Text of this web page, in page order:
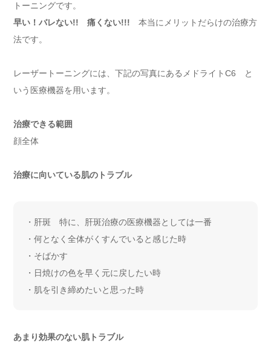
トーニングです。
早い！バレない!! 痛くない!!! 本当にメリットだらけの治療方
法です。
レーザートーニングには、下記の写真にあるメドライトC6 と
いう医療機器を用います。
治療できる範囲
顔全体
治療に向いている肌のトラブル
・肝斑 特に、肝斑治療の医療機器としては一番
・何となく全体がくすんでいると感じた時
・そばかす
・日焼けの色を早く元に戻したい時
・肌を引き締めたいと思った時
あまり効果のない肌トラブル